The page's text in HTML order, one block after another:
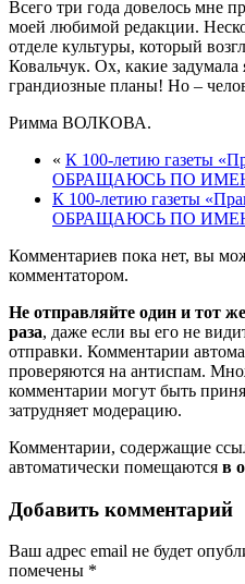
Всего три года довелось мне
моей любимой редакции.
отделе культуры, который
Ковальчук. Ох, какие задумала
грандиозные планы! Но –
Римма ВОЛКОВА.
« К 100-летию газеты
ОБРАЩАЮСЬ ПО
К 100-летию газеты
ОБРАЩАЮСЬ ПО
Комментариев пока нет, вы
комментатором.
Не отправляйте один и тот
раза, даже если вы его не
отправки. Комментарии
проверяются на антиспам.
комментарии могут быть
затрудняет модерацию.
Комментарии, содержащие
автоматически помещаются в
Добавить комментарий
Ваш адрес email не будет
помечены *